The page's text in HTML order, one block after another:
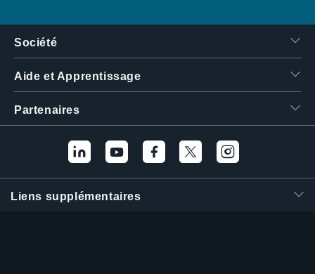
Société
Aide et Apprentissage
Partenaires
Liens supplémentaires